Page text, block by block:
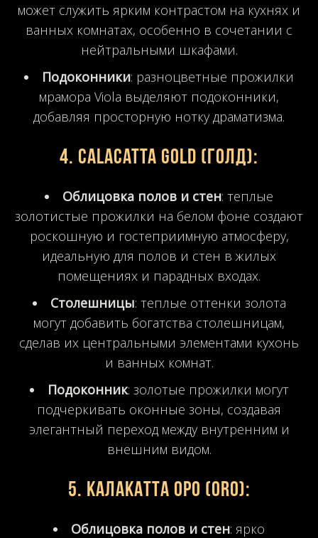
может служить ярким контрастом на кухнях и
ванных комнатах, особенно в сочетании с
нейтральными шкафами.
Подоконники: разноцветные прожилки
мрамора Viola выделяют подоконники,
добавляя просторную нотку драматизма.
4. Calacatta Gold (Голд):
Облицовка полов и стен: теплые
золотистые прожилки на белом фоне создают
роскошную и гостеприимную атмосферу,
идеальную для полов и стен в жилых
помещениях и парадных входах.
Столешницы: теплые оттенки золота
могут добавить богатства столешницам,
сделав их центральными элементами кухонь
и ванных комнат.
Подоконник: золотые прожилки могут
подчеркивать оконные зоны, создавая
элегантный переход между внутренним и
внешним видом.
5. Калакатта Оро (ORO):
Облицовка полов и стен: ярко